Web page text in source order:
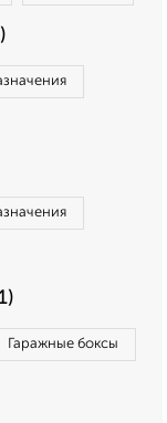
Гаражные боксы